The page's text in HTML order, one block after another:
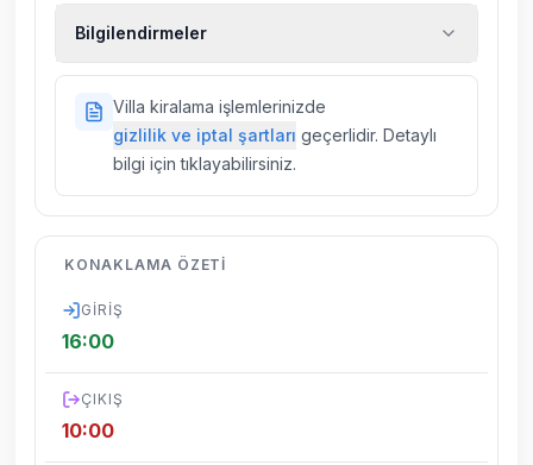
sigortaları fiyatlara dahil değildir.
Bilgilendirmeler
villalarımızda düzenli olarak ilaçlama
yapılmaktadır. Buna rağmen çevrede
kelebek, böcek, sinek vs. bulunma ihtimali
dönemsel olarak altyapı çalışmaları
yapılabilmektedir. Bu çalışma nedeniyle yol
Villa kiralama işlemlerinizde
gizlilik ve iptal şartları geçerlidir. Detaylı
bilgi için tıklayabilirsiniz.
KONAKLAMA ÖZETI
GIRIŞ
16:00
ÇIKIŞ
10:00